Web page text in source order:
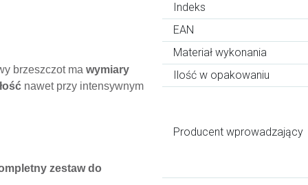
brzeszczot ma wymiary
nawet przy intensywnym
zestaw do
Indeks
EAN
Materiał wykonania
Ilość w opakowaniu
Producent wprowadzający